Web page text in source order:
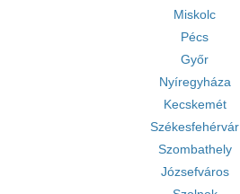
Miskolc
Pécs
Győr
Nyíregyháza
Kecskemét
Székesfehérvár
Szombathely
Józsefváros